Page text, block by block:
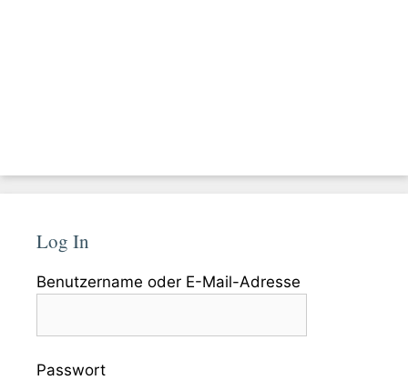
Log In
Benutzername oder E-Mail-Adresse
Passwort